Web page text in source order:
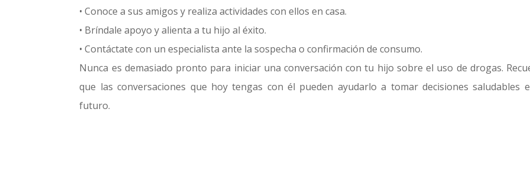
• Conoce a sus amigos y realiza actividades con ellos en casa.
• Bríndale apoyo y alienta a tu hijo al éxito.
• Contáctate con un especialista ante la sospecha o confirmación de consumo.
Nunca es demasiado pronto para iniciar una conversación con tu hijo sobre el uso de drogas.
que las conversaciones que hoy tengas con él pueden ayudarlo a tomar decisiones saludables
futuro.